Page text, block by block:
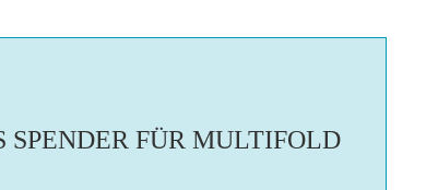
SPENDER FÜR MULTIFOLD